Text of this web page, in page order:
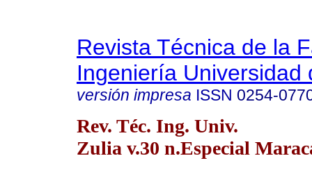
Revista Técnica de la
Ingeniería Universidad
versión impresa ISSN 0254-
Rev. Téc. Ing. Univ.
Zulia v.30 n.Especial